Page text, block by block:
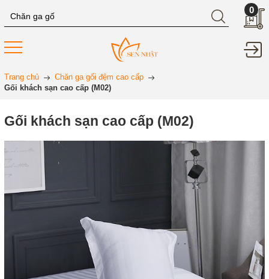
0
Trang chủ
Chăn ga gối đệm cao cấp
Gối khách sạn cao cấp (M02)
Gối khách sạn cao cấp (M02)